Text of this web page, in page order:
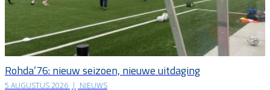
Rohda’76: nieuw seizoen, nieuwe uitdaging
5 AUGUSTUS 2026 | NIEUWS